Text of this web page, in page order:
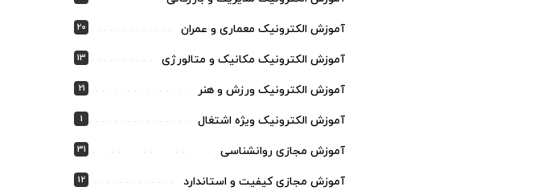
آموزش الکترونیک معماری و عمران 20
آموزش الکترونیک مکانیک و متالورژی 13
آموزش الکترونیک ورزش و هنر 21
آموزش الکترونیک ویژه اشتغال 1
آموزش مجازی روانشناسی 31
آموزش مجازی کیفیت و استاندارد 12